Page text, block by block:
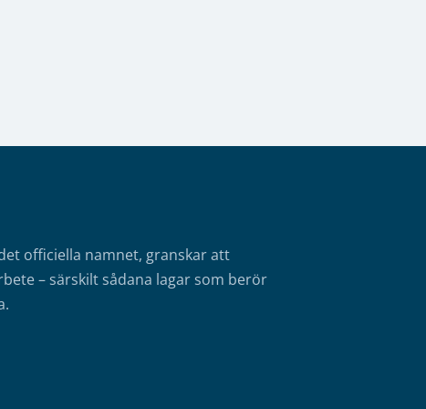
officiella namnet, granskar att
– särskilt sådana lagar som berör